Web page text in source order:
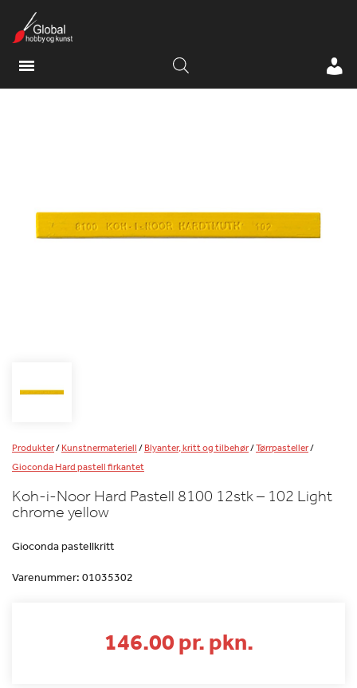
Produkter/Kunstnermateriell/Blyanter, kritt og tilbehør/Tørrpasteller/
Gioconda Hard pastell firkantet
Koh-i-Noor Hard Pastell 8100 12stk – 102 Light
chrome yellow
Gioconda pastellkritt
Varenummer: 01035302
146.00 pr. pkn.